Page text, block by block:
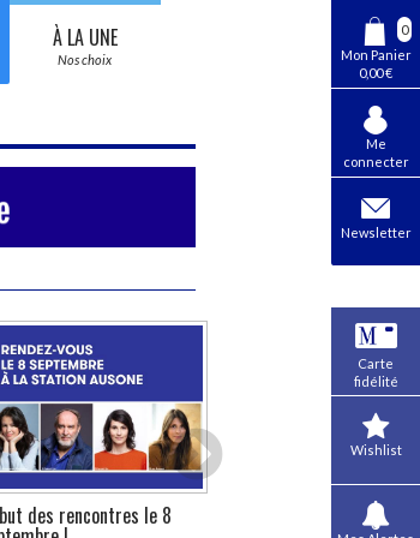
0
Mon Panier
0,00 €
Me
connecter
Newsletter
Carte
fidélité
Wishlist
À LA UNE
Nos choix
des rencontres le 8 Rencontre avec Diaty